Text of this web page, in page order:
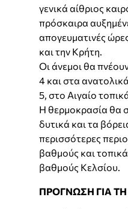
γενικά αίθριος
πρόσκαιρα
απογευματινές
και την Κρήτη.
Οι άνεμοι θα
4 και στα
5, στο Αιγαίο
Η θερμοκρασία θα
δυτικά και τα
περισσότερες
βαθμούς και
βαθμούς Κελσίου.
ΠΡΟΓΝΩΣΗ ΓΙΑ